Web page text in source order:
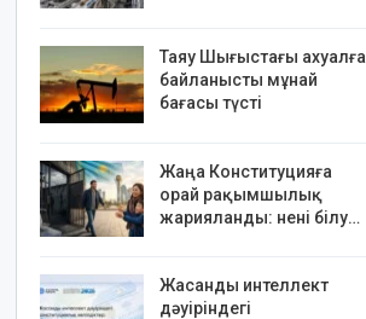
Таяу Шығыстағы ахуалға
байланысты мұнай
бағасы түсті
Жаңа Конституцияға
орай рақымшылық
жарияланды: нені білу…
Жасанды интеллект
дәуіріндегі